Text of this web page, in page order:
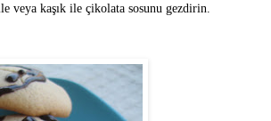
veya kaşık ile çikolata sosunu gezdirin.